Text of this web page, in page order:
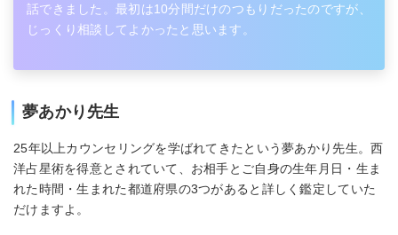
話できました。最初は10分間だけのつもりだったのですが、
じっくり相談してよかったと思います。
夢あかり先生
25年以上カウンセリングを学ばれてきたという夢あかり先生。西
洋占星術を得意とされていて、お相手とご自身の生年月日・生ま
れた時間・生まれた都道府県の3つがあると詳しく鑑定していた
だけますよ。